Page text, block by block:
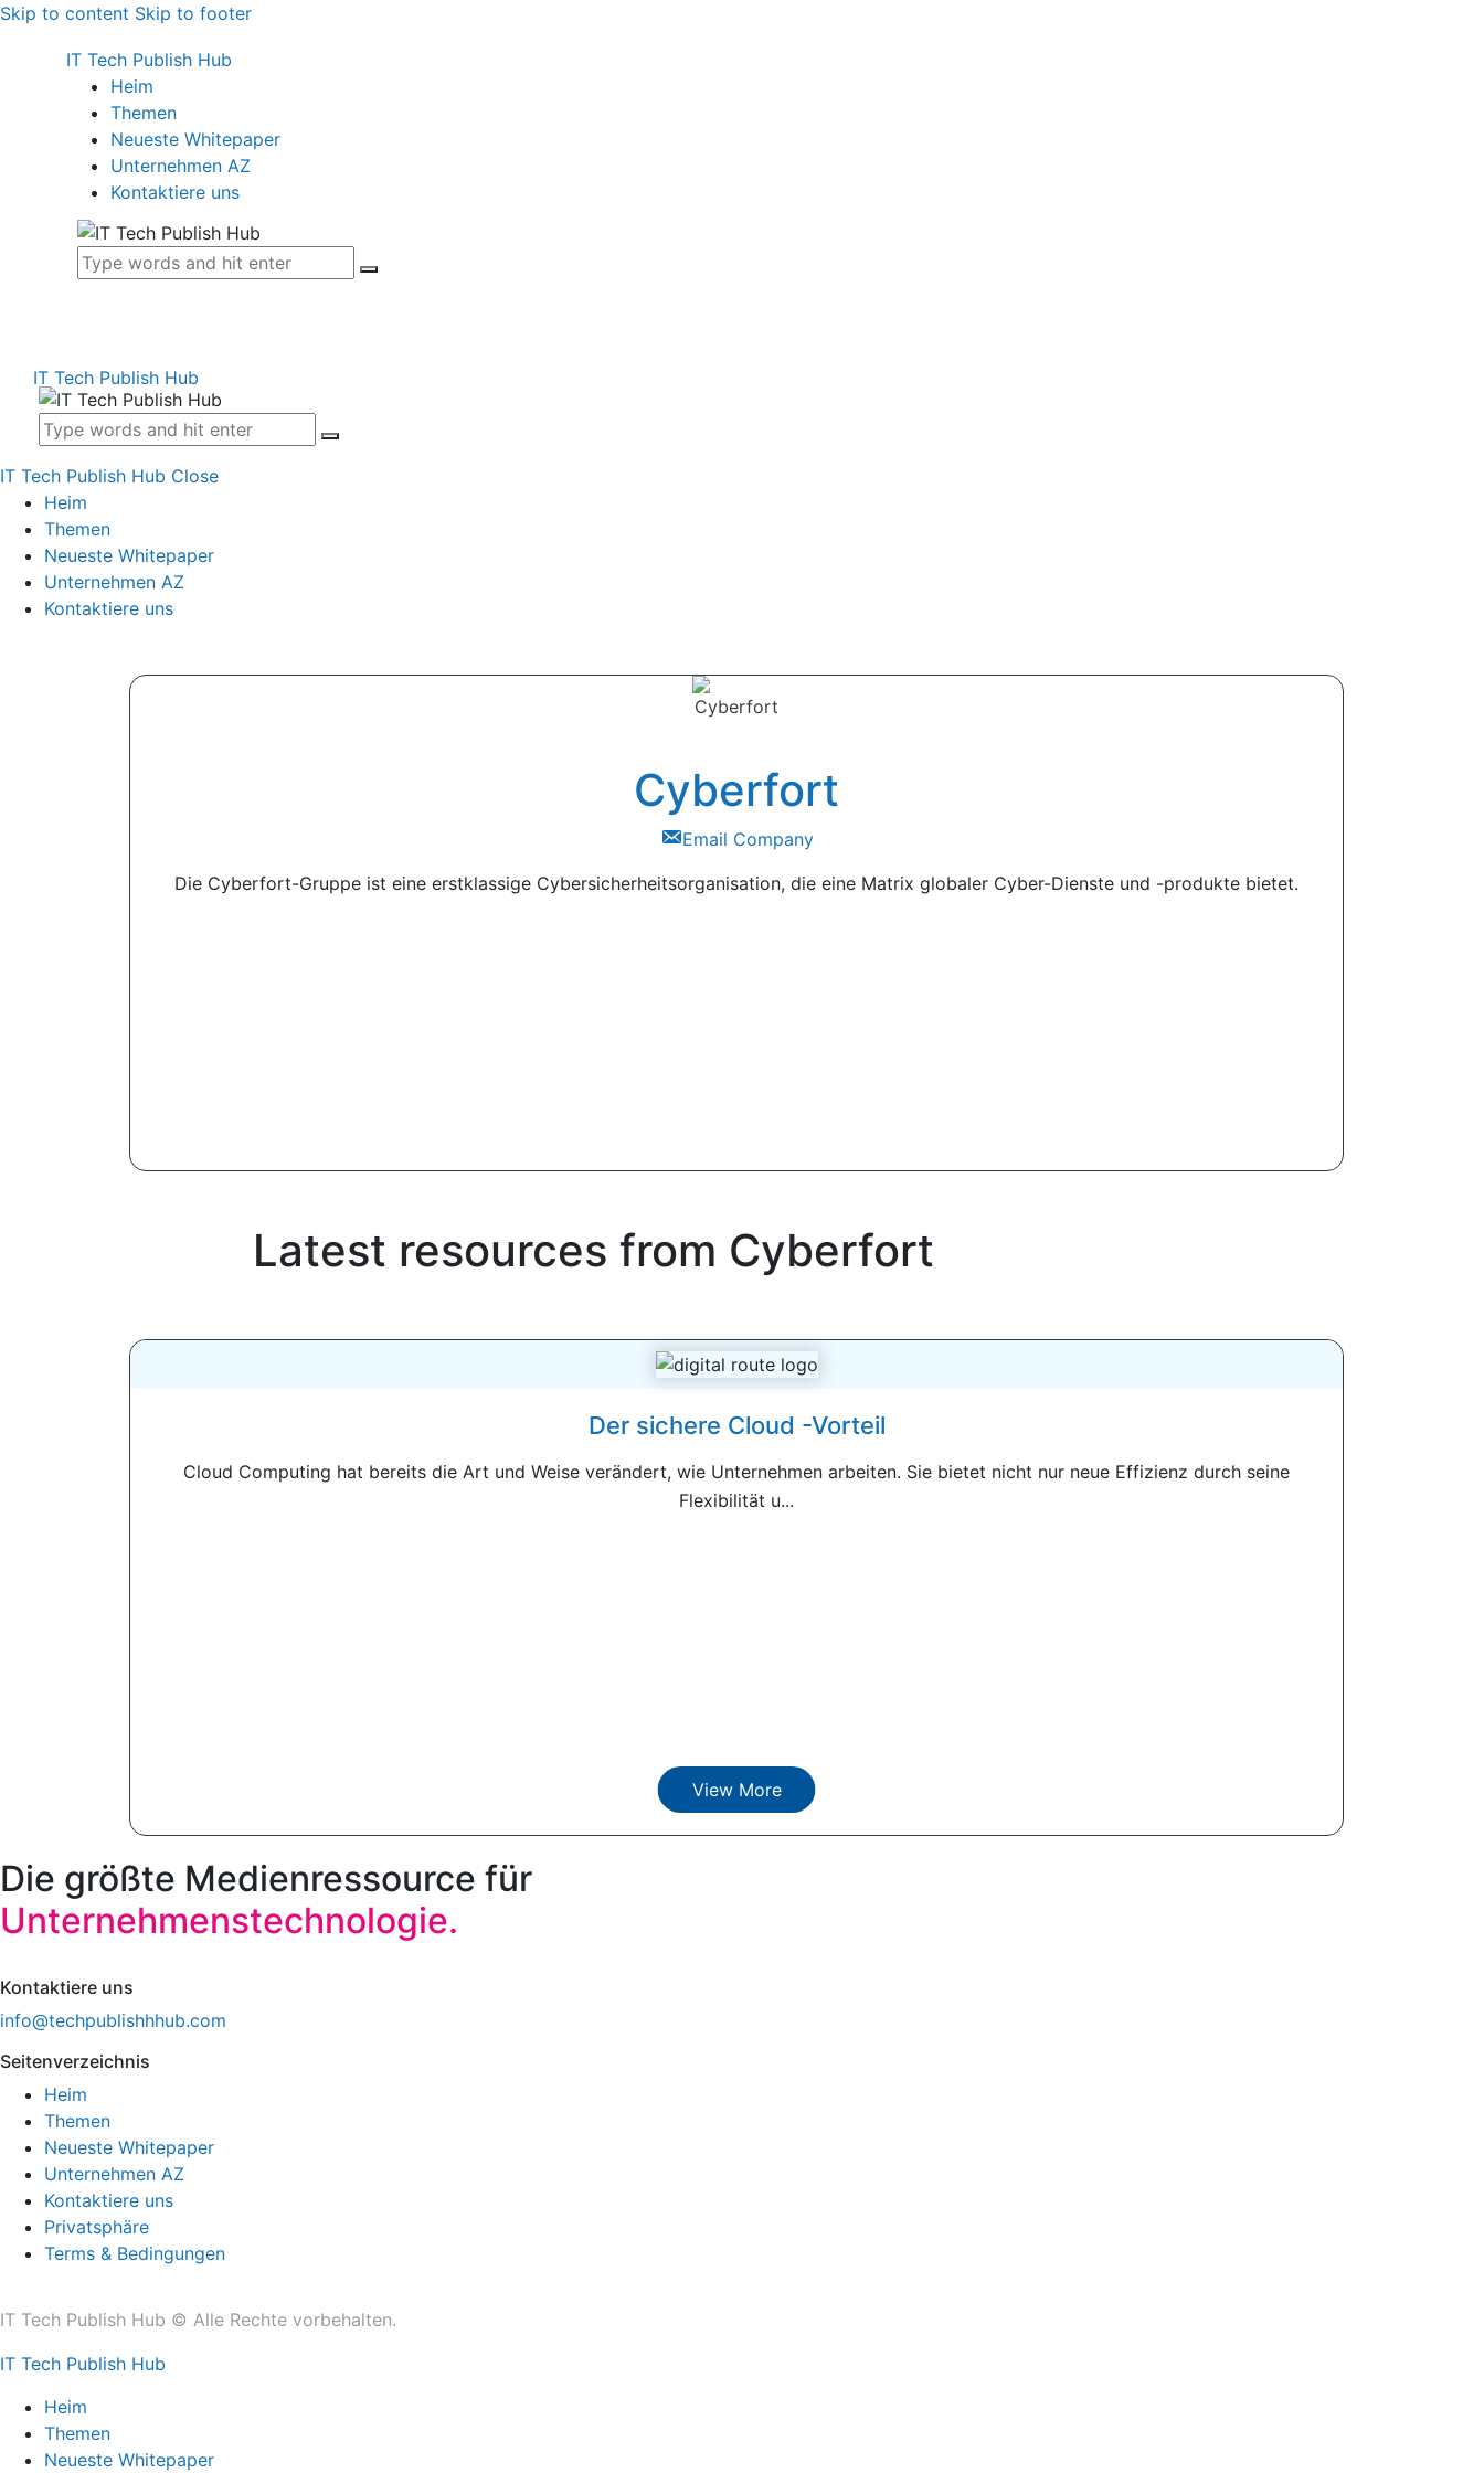
Skip to content Skip to footer
IT Tech Publish Hub
Heim
Themen
Neueste Whitepaper
Unternehmen AZ
Kontaktiere uns
IT Tech Publish Hub
IT Tech Publish Hub Close
Heim
Themen
Neueste Whitepaper
Unternehmen AZ
Kontaktiere uns
Cyberfort
Email Company
Die Cyberfort-Gruppe ist eine erstklassige Cybersicherheitsorganisation, die eine Matrix globaler Cyber-Dienste und -produkte bietet.
Latest resources from Cyberfort
Der sichere Cloud -Vorteil
Cloud Computing hat bereits die Art und Weise verändert, wie Unternehmen arbeiten. Sie bietet nicht nur neue Effizienz durch seine
Flexibilität u...
View More
Die größte Medienressource für
Unternehmenstechnologie.
Kontaktiere uns
info@techpublishhhub.com
Seitenverzeichnis
Heim
Themen
Neueste Whitepaper
Unternehmen AZ
Kontaktiere uns
Privatsphäre
Terms & Bedingungen
IT Tech Publish Hub © Alle Rechte vorbehalten.
IT Tech Publish Hub
Heim
Themen
Neueste Whitepaper